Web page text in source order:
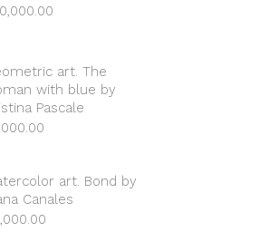
art. The
with blue by
Pascale
art. Bond by
Canales